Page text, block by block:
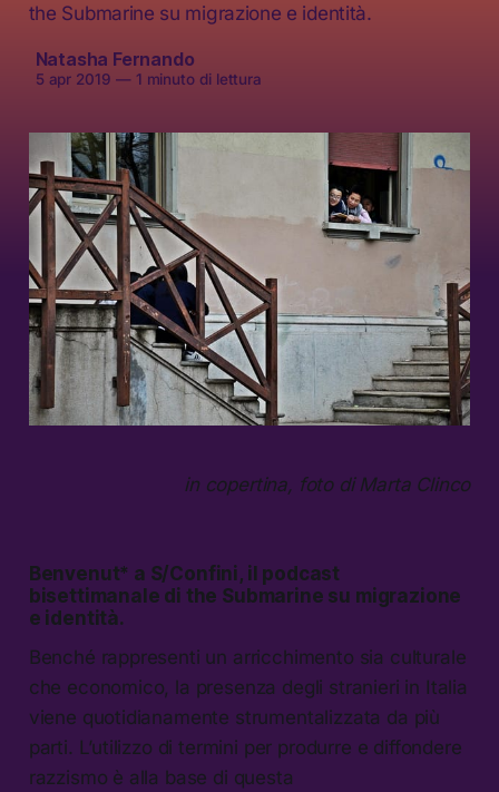
the Submarine su migrazione e identità.
Natasha Fernando
5 apr 2019 —1 minuto di lettura
in copertina, foto di Marta Clinco
Benvenut* a S/Confini, il podcast
bisettimanale di the Submarine su migrazione
e identità.
Benché rappresenti un arricchimento sia culturale
che economico, la presenza degli stranieri in Italia
viene quotidianamente strumentalizzata da più
parti. L’utilizzo di termini per produrre e diffondere
razzismo è alla base di questa